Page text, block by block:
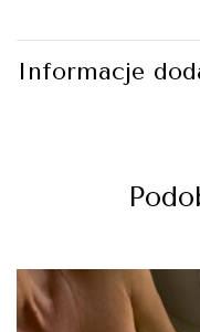
Informacje